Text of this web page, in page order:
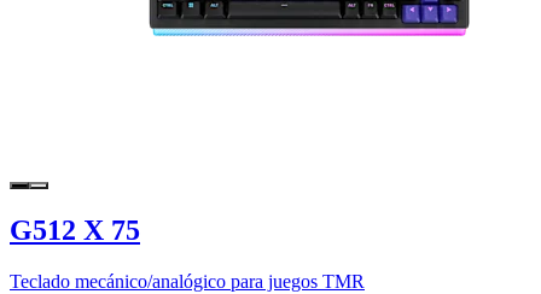
G512 X 75
Teclado mecánico/analógico para juegos TMR